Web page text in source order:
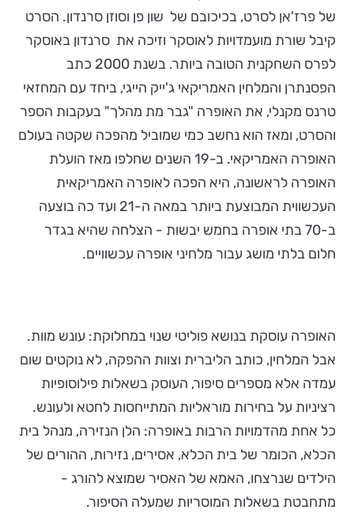
של פרז'אן לסרט, בכיכובם של שון פן וסוזן סרנדון. הסרט
קיבל שורת מועמדויות לאוסקר וזיכה את סרנדון באוסקר
לפרס השחקנית הטובה ביותר. בשנת 2000 כתב
הפסנתרן והמלחין האמריקאי ג'ייק הייגי, ביחד עם המחזאי
טרנס מקנלי, את האופרה "גבר מת מהלך" בעקבות הספר
והסרט, ומאז הוא נחשב כמי שמוביל מהפכה שקטה בעולם
האופרה האמריקאי. ב-19 השנים שחלפו מאז הועלת
האופרה לראשונה, היא הפכה לאופרה האמריקאית
העכשווית המבוצעת ביותר במאה ה-21 ועד כה בוצעה
ב-70 בתי אופרה בחמש יבשות - הצלחה שהיא בגדר
חלום בלתי מושג עבור מלחיני אופרה עכשוויים.
האופרה עוסקת בנושא פוליטי שנוי במחלוקת: עונש מוות.
אבל המלחין, כותב הליברית וצוות ההפקה, לא נוקטים שום
עמדה אלא מספרים סיפור, העוסק בשאלות פילוסופיות
רציניות על בחירות מוראליות המתייחסות לחטא ולעונש.
כל אחת מהדמויות הרבות באופרה: הלן הנזירה, מנהל בית
הכלא, הכומר של בית הכלא, אסירים, נזירות, ההורים של
הילדים שנרצחו, האמא של האסיר שמוצא להורג -
מתחבטת בשאלות המוסריות שמעלה הסיפור.